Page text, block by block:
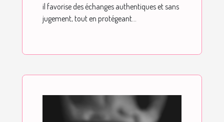
il favorise des échanges authentiques et sans
jugement, tout en protégeant...